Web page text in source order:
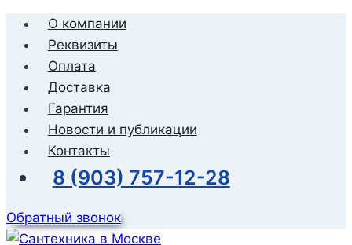
Перейти
содержимому
О компании
Реквизиты
Оплата
Доставка
Гарантия
Новости и публикации
Контакты
8 (903) 757-12-28
Обратный звонок